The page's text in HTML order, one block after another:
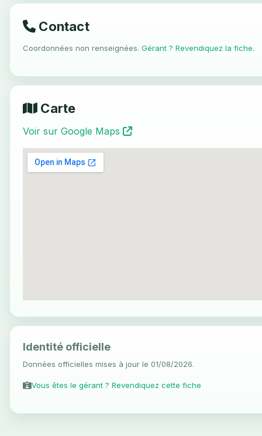
Contact
Coordonnées non renseignées. Gérant ? Revendiquez la fiche.
Carte
Voir sur Google Maps
Identité officielle
Données officielles mises à jour le 01/08/2026.
Vous êtes le gérant ? Revendiquez cette fiche